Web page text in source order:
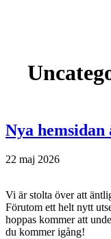
Nya hemsidan
22 maj 2026
Vi är stolta över att
Förutom ett helt nytt
hoppas kommer att
du kommer igång!